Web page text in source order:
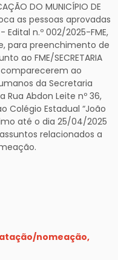
DO MUNICÍPIO DE
as pessoas aprovadas
n.º 002/2025-FME,
para preenchimento de
ao FME/SECRETARIA
comparecerem ao
da Secretaria
Rua Abdon Leite nº 36,
Colégio Estadual “João
até o dia 25/04/2025
relacionados a
nomeação,